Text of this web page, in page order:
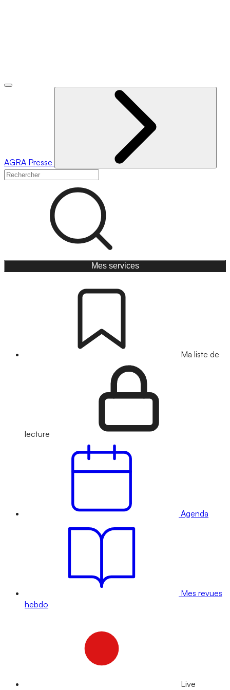
AGRA Presse
Mes services
Ma liste de
lecture
Agenda
Mes revues
hebdo
Live